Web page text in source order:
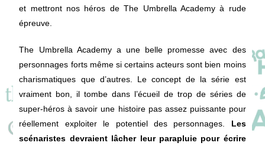
et mettront nos héros de The Umbrella Academy à rude
épreuve.
The Umbrella Academy a une belle promesse avec des
personnages forts même si certains acteurs sont bien moins
charismatiques que d’autres. Le concept de la série est
vraiment bon, il tombe dans l’écueil de trop de séries de
super-héros à savoir une histoire pas assez puissante pour
réellement exploiter le potentiel des personnages. Les
scénaristes devraient lâcher leur parapluie pour écrire